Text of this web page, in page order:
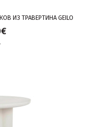
ИЗ ТРАВЕРТИНА GEILO